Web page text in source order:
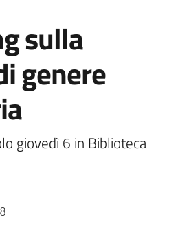
sulla
genere
giovedì 6 in Biblioteca